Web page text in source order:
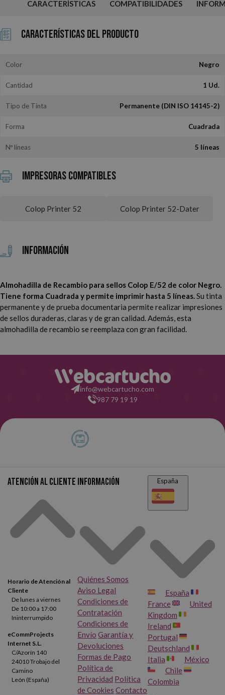
CARACTERÍSTICAS COMPATIBILIDADES
Características del Producto
Color Negro
Cantidad 1 Ud.
Tipo de Tinta Permanente (DIN ISO 14145-2)
Forma Cuadrada
Nº líneas 5 líneas
Impresoras Compatibles
Colop Printer 52 Colop Printer 52-Dater
Información
Almohadilla de Recambio para sellos Colop E/52 de color Negro.
Tiene forma Cuadrada y permite imprimir hasta 5 líneas.Su tinta
permanente y de prueba documentaria permite realizar impresiones
de sellos duraderas, claras y de gran calidad. Además, esta
almohadilla de recambio se reemplaza con gran facilidad.
info@webcartucho.com
987 79 19 19
Atención al cliente
Horario de Atención al
Cliente
De lunes a viernes
De 10:00 a 17:00
Ininterrumpido
eCommProjects
Internet S.L.
C/Azorín 140
24010 Trobajo del
Camino
León (España)
Información
Quiénes Somos
Aviso Legal
Condiciones de
Contratación
Condiciones de
Envío Garantía y
Devoluciones
Formas de Pago
Política de
Privacidad Política
de Cookies Contacto
España
España
France
United
Kingdom
Ireland
Portugal
Deutschland
Italia
México
Chile
Colombia